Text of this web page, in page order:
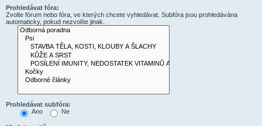
Prohledávat fóra:
Zvolte fórum nebo fóra, ve kterých chcete vyhledávat. Subfóra jsou prohledávána
automaticky, pokud nezvolíte jinak.
Prohledávat subfóra:
Ano
Ne